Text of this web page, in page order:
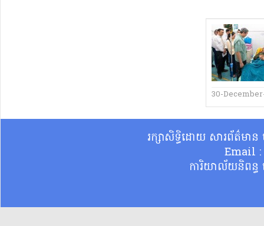
30-
រក្សាសិទ្ធិដោយ សារព័ត៌មា
Email
ការិយាល័យនិពន្ធ